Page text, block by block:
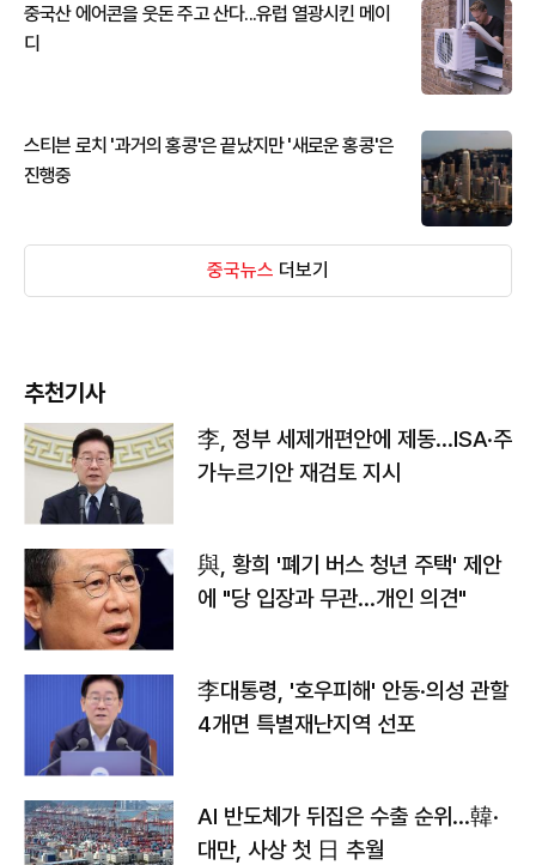
중국산 에어콘을 웃돈 주고 산다...유럽 열광시킨 메이
디
스티븐 로치 '과거의 홍콩'은 끝났지만 '새로운 홍콩'은
진행중
중국뉴스 더보기
추천기사
李, 정부 세제개편안에 제동…ISA·주
가누르기안 재검토 지시
與, 황희 '폐기 버스 청년 주택' 제안
에 "당 입장과 무관…개인 의견"
李대통령, '호우피해' 안동·의성 관할
4개면 특별재난지역 선포
AI 반도체가 뒤집은 수출 순위…韓·
대만, 사상 첫 日 추월